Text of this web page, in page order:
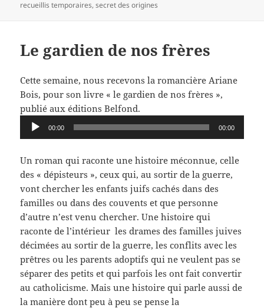
recueillis temporaires,secret des origines
Le gardien de nos frères
Cette semaine, nous recevons la romancière Ariane
Bois, pour son livre « le gardien de nos frères »,
publié aux éditions Belfond.
Lecteur 00:00 00:00
Un roman qui raconte une histoire méconnue, celle
des « dépisteurs », ceux qui, au sortir de la guerre,
vont chercher les enfants juifs cachés dans des
familles ou dans des couvents et que personne
d’autre n’est venu chercher. Une histoire qui
raconte de l’intérieur les drames des familles juives
décimées au sortir de la guerre, les conflits avec les
prêtres ou les parents adoptifs qui ne veulent pas se
séparer des petits et qui parfois les ont fait convertir
au catholicisme. Mais une histoire qui parle aussi de
la manière dont peu à peu se pense la